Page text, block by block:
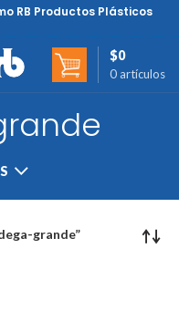
RB Productos Plásticos
0 artículos
$0
grande”